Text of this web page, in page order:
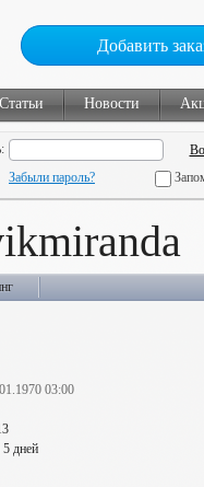
Добавить
Статьи Новости
Забыли пароль?
03:00
5 дней